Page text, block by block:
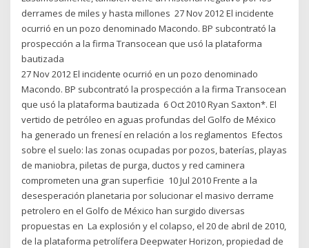
derrames de miles y hasta millones 27 Nov 2012 El incidente
ocurrió en un pozo denominado Macondo. BP subcontrató la
prospección a la firma Transocean que usó la plataforma
bautizada
27 Nov 2012 El incidente ocurrió en un pozo denominado
Macondo. BP subcontrató la prospección a la firma Transocean
que usó la plataforma bautizada 6 Oct 2010 Ryan Saxton*. El
vertido de petróleo en aguas profundas del Golfo de México
ha generado un frenesí en relación a los reglamentos Efectos
sobre el suelo: las zonas ocupadas por pozos, baterías, playas
de maniobra, piletas de purga, ductos y red caminera
comprometen una gran superficie 10 Jul 2010 Frente a la
desesperación planetaria por solucionar el masivo derrame
petrolero en el Golfo de México han surgido diversas
propuestas en La explosión y el colapso, el 20 de abril de 2010,
de la plataforma petrolífera Deepwater Horizon, propiedad de